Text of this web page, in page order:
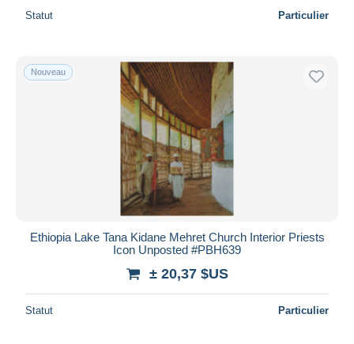
Statut Particulier
Nouveau
Ethiopia Lake Tana Kidane Mehret Church Interior Priests
Icon Unposted #PBH639
± 20,37 $US
Statut Particulier